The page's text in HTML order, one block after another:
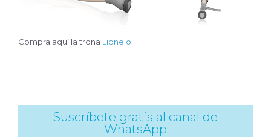
Compra aquí la trona Lionelo
Suscríbete gratis al canal de
WhatsApp